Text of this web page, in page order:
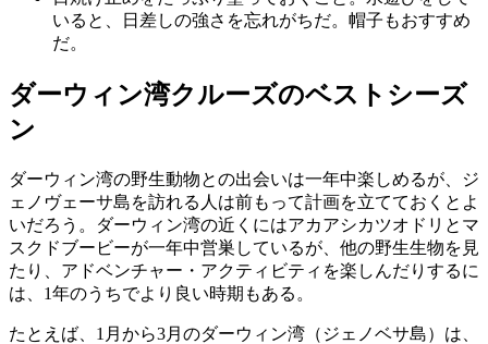
いると、日差しの強さを忘れがちだ。帽子もおすすめ
だ。
ダーウィン湾クルーズのベストシーズ
ン
ダーウィン湾の野生動物との出会いは一年中楽しめるが、ジ
ェノヴェーサ島を訪れる人は前もって計画を立てておくとよ
いだろう。ダーウィン湾の近くにはアカアシカツオドリとマ
スクドブービーが一年中営巣しているが、他の野生生物を見
たり、アドベンチャー・アクティビティを楽しんだりするに
は、1年のうちでより良い時期もある。
たとえば、1月から3月のダーウィン湾（ジェノベサ島）は、